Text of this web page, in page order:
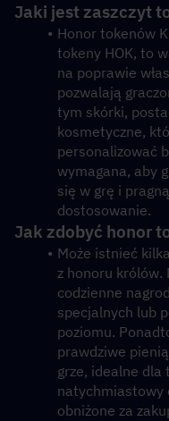
Jaki jest zaszczyt
Honor tokenów
tokeny HOK, to
na poprawie
pozwalają
tym skórki,
kosmetyczne,
personalizować
wymagana, aby
się w grę i
dostosowanie.
Jak zdobyć honor
Może istnieć
z honoru królów.
codzienne
specjalnych lub
poziomu.
prawdziwe
grze, idealne dla
natychmiastowy
obniżone za